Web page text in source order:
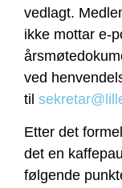
vedlagt.
ikke mottar e-
ved
til
Etter det
det en
følgende